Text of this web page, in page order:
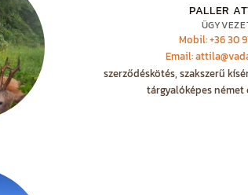
PALLER
Mobil: +36 30
Email:
szerződéskötés, szakszerű
tárgyalóképes német